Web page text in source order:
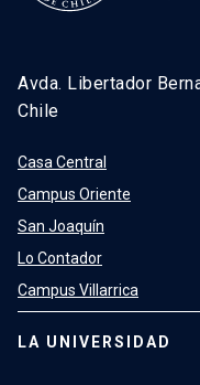
Avda. Libertador
Chile
Casa Central
Campus Oriente
San Joaquín
Lo Contador
Campus Villarrica
LA UNIVERSIDAD